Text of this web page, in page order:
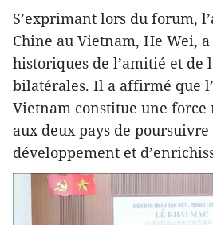
S’exprimant lors du forum,
Chine au Vietnam, He Wei,
historiques de l’amitié et de
bilatérales. Il a affirmé que
Vietnam constitue une
aux deux pays de
développement et